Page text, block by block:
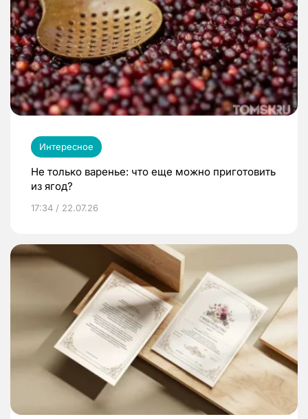
Интересное
Не только варенье: что еще можно приготовить
из ягод?
17:34 / 22.07.26